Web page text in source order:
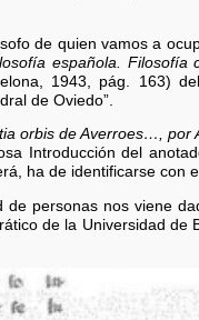
de quien vamos a
española. Filosofía
1943, pág. 163)
de Oviedo”.
orbis de Averroes…, por
Introducción del
ha de identificarse con
de personas nos viene
de la Universidad de